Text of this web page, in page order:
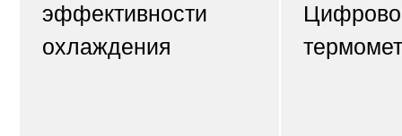
эффективности
охлаждения